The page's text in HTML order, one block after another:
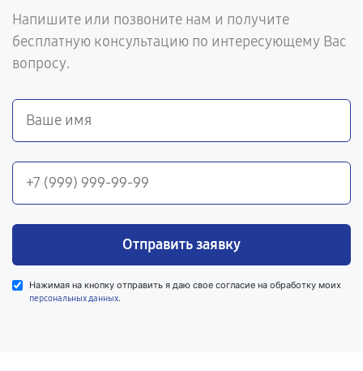
Напишите или позвоните нам и получите
бесплатную консультацию по интересующему Вас
вопросу.
Отправить заявку
Нажимая на кнопку отправить я даю свое согласие на обработку моих
персональных данных.